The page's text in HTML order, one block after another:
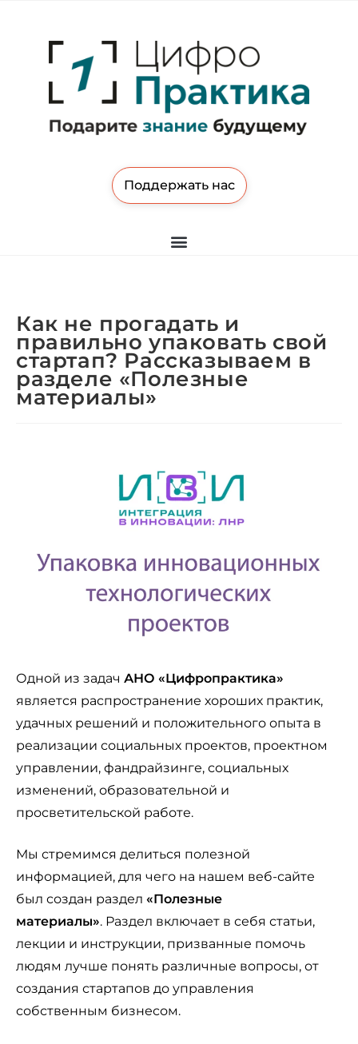
Поддержать нас
Как не прогадать и
правильно упаковать свой
стартап? Рассказываем в
разделе «Полезные
материалы»
Одной из задач АНО «Цифропрактика»
является распространение хороших практик,
удачных решений и положительного опыта в
реализации социальных проектов, проектном
управлении, фандрайзинге, социальных
изменений, образовательной и
просветительской работе.
Мы стремимся делиться полезной
информацией, для чего на нашем веб-сайте
был создан раздел «Полезные
материалы». Раздел включает в себя статьи,
лекции и инструкции, призванные помочь
людям лучше понять различные вопросы, от
создания стартапов до управления
собственным бизнесом.